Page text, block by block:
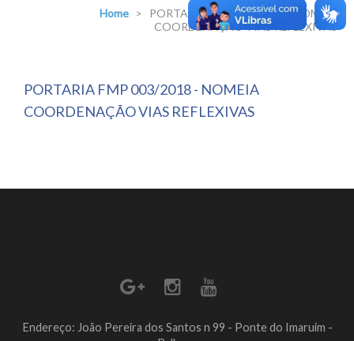
Home >
PORTARIA FMP 003/2018 – NOMEIA
COORDENAÇÃO VIAS REFLEXIVAS
PORTARIA FMP 003/2018 - NOMEIA
COORDENAÇÃO VIAS REFLEXIVAS
Endereço: João Pereira dos Santos n 99 - Ponte do Imaruim -